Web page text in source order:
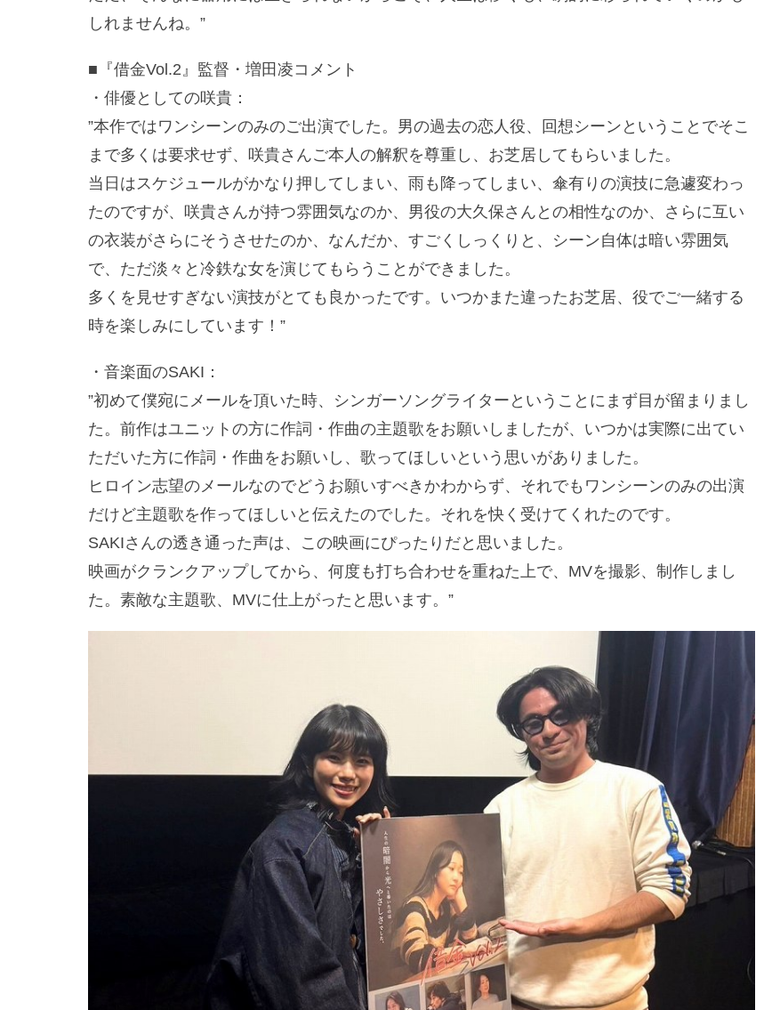
しれませんね。”
■『借金Vol.2』監督・増田凌コメント
・俳優としての咲貴：
”本作ではワンシーンのみのご出演でした。男の過去の恋人役、回想シーンということでそこ
まで多くは要求せず、咲貴さんご本人の解釈を尊重し、お芝居してもらいました。
当日はスケジュールがかなり押してしまい、雨も降ってしまい、傘有りの演技に急遽変わっ
たのですが、咲貴さんが持つ雰囲気なのか、男役の大久保さんとの相性なのか、さらに互い
の衣装がさらにそうさせたのか、なんだか、すごくしっくりと、シーン自体は暗い雰囲気
で、ただ淡々と冷鉄な女を演じてもらうことができました。
多くを見せすぎない演技がとても良かったです。いつかまた違ったお芝居、役でご一緒する
時を楽しみにしています！”
・音楽面のSAKI：
”初めて僕宛にメールを頂いた時、シンガーソングライターということにまず目が留まりまし
た。前作はユニットの方に作詞・作曲の主題歌をお願いしましたが、いつかは実際に出てい
ただいた方に作詞・作曲をお願いし、歌ってほしいという思いがありました。
ヒロイン志望のメールなのでどうお願いすべきかわからず、それでもワンシーンのみの出演
だけど主題歌を作ってほしいと伝えたのでした。それを快く受けてくれたのです。
SAKIさんの透き通った声は、この映画にぴったりだと思いました。
映画がクランクアップしてから、何度も打ち合わせを重ねた上で、MVを撮影、制作しまし
た。素敵な主題歌、MVに仕上がったと思います。”